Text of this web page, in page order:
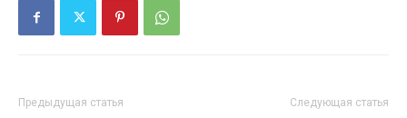
Предыдущая статья Следующая статья